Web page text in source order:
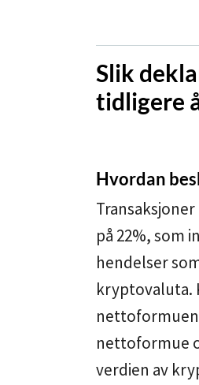
Slik
tidligere
Hvordan
på 22%, som
hendelser
kryptovaluta.
nettoformue
verdien av